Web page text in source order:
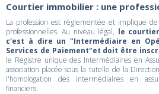
Courtier immobilier : une
La profession est règlementée et implique
professionnelles. Au niveau légal, le
c'est à dire un "Intermédiaire en
Services de Paiement"et doit être
le Registre unique des Intermédiaires en
association placée sous la tutelle de la
l'homologation des intermédiaires en
financiers.